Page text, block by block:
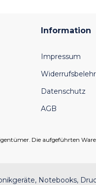
Information
Impressum
Datenschutz
AGB
Die aufgeführten
Notebooks,